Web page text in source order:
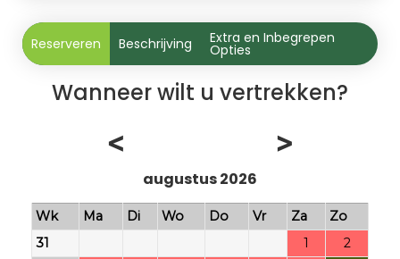
Reserveren Beschrijving Extra en Inbegrepen
Opties
Wanneer wilt u vertrekken?
< >
augustus 2026
Wk Ma Di Wo Do Vr Za
Zo
31
1
2